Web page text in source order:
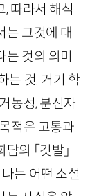
따라서 해석
는 그것에 대
것의 의미
는 것. 거기 학
농성, 분신자
적은 고통과
의 「깃발」
는 어떤 소설